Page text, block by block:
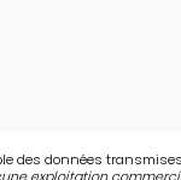
des données